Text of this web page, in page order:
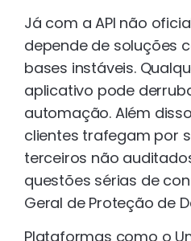
Já com a API não
depende de soluções
bases instáveis.
aplicativo pode
automação. Além
clientes trafegam por
terceiros não
questões sérias de
Geral de Proteção de
Plataformas como o